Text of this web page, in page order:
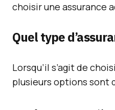
choisir une assurance
Quel type
Lorsqu’il s’agit de
plusieurs options sont